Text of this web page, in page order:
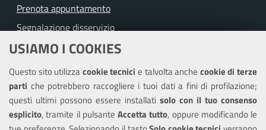
USIAMO I COOKIES
Questo sito utilizzacookie tecnicie talvolta anche cookie di terze
parti che potrebbero raccogliere i tuoi dati a fini di profilazione;
questi ultimi possono essere installati solo con il tuo consenso
esplicito, tramite il pulsante Accetta tutto, oppure modificando le
Prenota appuntamento
Segnalazione disservizio
Richiesta assistenza
Amministrazione trasparente
Informativa privacy
Note legali